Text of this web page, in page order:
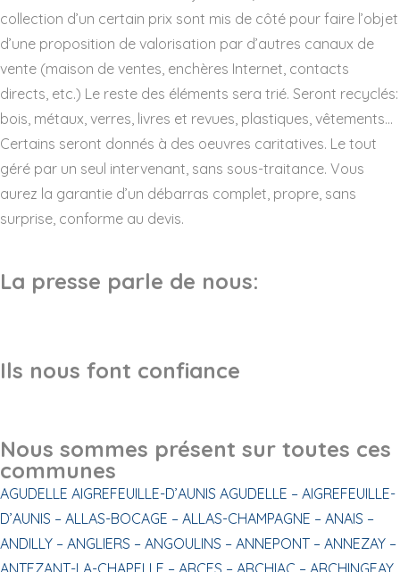
collection d’un certain prix sont mis de côté pour faire l’objet
d’une proposition de valorisation par d’autres canaux de
vente (maison de ventes, enchères Internet, contacts
directs, etc.) Le reste des éléments sera trié. Seront recyclés:
bois, métaux, verres, livres et revues, plastiques, vêtements…
Certains seront donnés à des oeuvres caritatives. Le tout
géré par un seul intervenant, sans sous-traitance. Vous
aurez la garantie d’un débarras complet, propre, sans
surprise, conforme au devis.
La presse parle de nous:
Ils nous font confiance
Nous sommes présent sur toutes ces
communes
AGUDELLE AIGREFEUILLE-D’AUNIS AGUDELLE – AIGREFEUILLE-
D’AUNIS – ALLAS-BOCAGE – ALLAS-CHAMPAGNE – ANAIS –
ANDILLY – ANGLIERS – ANGOULINS – ANNEPONT – ANNEZAY –
ANTEZANT-LA-CHAPELLE – ARCES – ARCHIAC – ARCHINGEAY